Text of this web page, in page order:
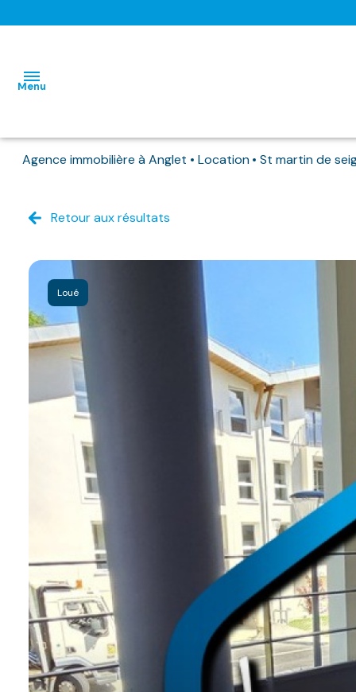
Menu
NOS BIENS
DISPONIBLES
HABITATIONS
IMMO
PRO
NOS
BIENS
DEJA
LOUES
HABITATIONS
IMMO
PRO
VILLES
DOSSIER DE
CANDIDATURE
PRESTATIONS
CONTACT
Agence immobilière à Anglet Location St martin de
Retour aux résultats
Loué